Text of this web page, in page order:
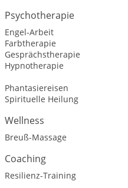
Psychotherapie
Engel-Arbeit
Farbtherapie
Gesprächstherapie
Hypnotherapie
Phantasiereisen
Spirituelle Heilung
Wellness
Breuß-Massage
Coaching
Resilienz-Training